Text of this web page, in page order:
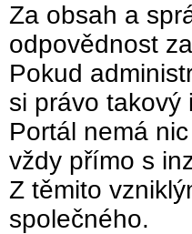
Za obsah a
odpovědnost
Pokud
si právo takový
Portál nemá
vždy přímo s
Z těmito
společného.